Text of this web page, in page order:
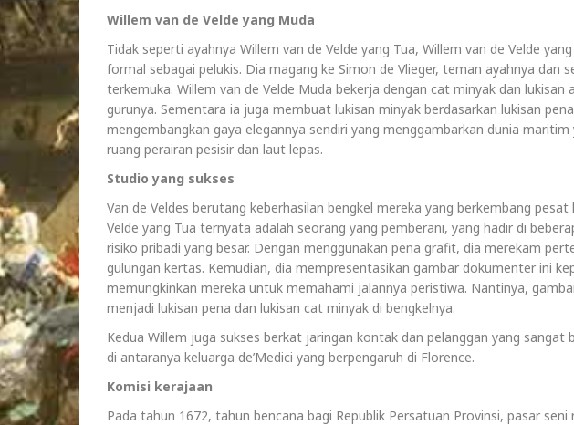
Willem van de Velde yang Muda
Tidak seperti ayahnya Willem van de Velde yang Tua, Willem van de Velde
formal sebagai pelukis. Dia magang ke Simon de Vlieger, teman ayahnya dan
terkemuka. Willem van de Velde Muda bekerja dengan cat minyak dan lukisan
gurunya. Sementara ia juga membuat lukisan minyak berdasarkan lukisan
mengembangkan gaya elegannya sendiri yang menggambarkan dunia
ruang perairan pesisir dan laut lepas.
Studio yang sukses
Van de Veldes berutang keberhasilan bengkel mereka yang berkembang
Velde yang Tua ternyata adalah seorang yang pemberani, yang hadir di
risiko pribadi yang besar. Dengan menggunakan pena grafit, dia merekam
gulungan kertas. Kemudian, dia mempresentasikan gambar dokumenter ini
memungkinkan mereka untuk memahami jalannya peristiwa. Nantinya,
menjadi lukisan pena dan lukisan cat minyak di bengkelnya.
Kedua Willem juga sukses berkat jaringan kontak dan pelanggan yang sangat
di antaranya keluarga de’Medici yang berpengaruh di Florence.
Komisi kerajaan
Pada tahun 1672, tahun bencana bagi Republik Persatuan Provinsi, pasar seni